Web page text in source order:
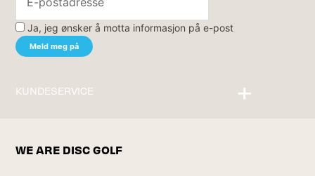
Ja, jeg ønsker å motta informasjon på e-post
KUNDESERVICE
WE ARE DISC GOLF